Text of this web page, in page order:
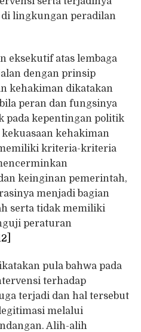
lingkungan peradilan
eksekutif atas lembaga
dengan prinsip
kehakiman dikatakan
peran dan fungsinya
pada kepentingan politik
kehakiman
kriteria-kriteria
keinginan pemerintah,
menjadi bagian
serta tidak memiliki
peraturan
pula bahwa pada
terhadap
terjadi dan hal tersebut
melalui
Alih-alih